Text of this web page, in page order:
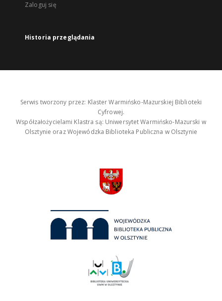
Zaloguj się
Historia przeglądania
Serwis tworzony przez: Klaster Warmińsko-Mazurskiej Biblioteki
Cyfrowej.
Współzałożycielami Klastra są: Uniwersytet Warmińsko-Mazurski w
Olsztynie oraz Wojewódzka Biblioteka Publiczna w Olsztynie